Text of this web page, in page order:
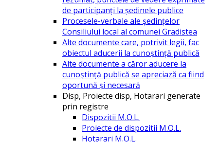
de participanți la ședinele publice
Procesele-verbale ale ședințelor
Consiliului local al comunei Gradistea
Alte documente care, potrivit legii, fac
obiectul aducerii la cunoștință publică
Alte documente a căror aducere la
cunoștință publică se apreciază ca fiind
oportună și necesară
Disp, Proiecte disp, Hotarari generate
prin registre
Dispozitii M.O.L.
Proiecte de dispozitii M.O.L.
Hotarari M.O.L.